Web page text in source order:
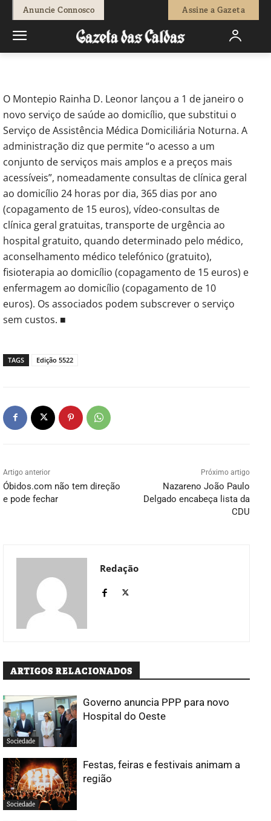
Anuncie Connosco Assine a Gazeta
Redação - 21 de Janeiro, 2024 0
O Montepio Rainha D. Leonor lançou a 1 de janeiro o
novo serviço de saúde ao domicílio, que substitui o
Serviço de Assistência Médica Domiciliária Noturna. A
administração diz que permite “o acesso a um
conjunto de serviços mais amplos e a preços mais
acessíveis”, nomeadamente consultas de clínica geral
ao domicílio 24 horas por dia, 365 dias por ano
(copagamento de 15 euros), vídeo-consultas de
clínica geral gratuitas, transporte de urgência ao
hospital gratuito, quando determinado pelo médico,
aconselhamento médico telefónico (gratuito),
fisioterapia ao domicílio (copagamento de 15 euros) e
enfermagem ao domicílio (copagamento de 10
euros). Os associados podem subscrever o serviço
sem custos. ■
TAGS Edição 5522
Artigo anterior
Óbidos.com não tem direção
e pode fechar
Próximo artigo
Nazareno João Paulo
Delgado encabeça lista da
CDU
Redação
ARTIGOS RELACIONADOS
Sociedade
Governo anuncia PPP para novo
Hospital do Oeste
Sociedade
Festas, feiras e festivais animam a
região